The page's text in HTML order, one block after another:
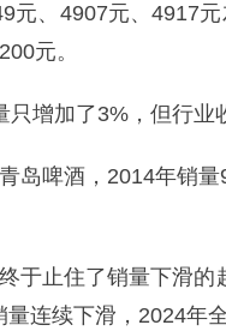
元、4907元、4917
元。
增加了3%，但行业
岛啤酒，2014年销
于止住了销量下滑的
连续下滑，2024年